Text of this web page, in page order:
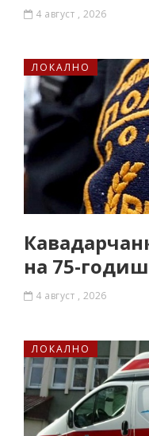
4 август , 2026
ЛОКАЛНО
на 75-
4 август , 2026
ЛОКАЛНО